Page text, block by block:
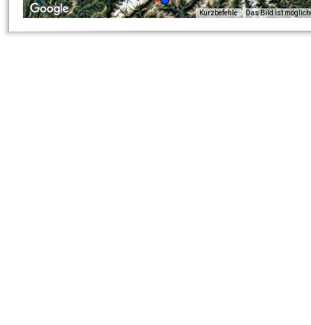
Kurzbefehle Das Bild ist